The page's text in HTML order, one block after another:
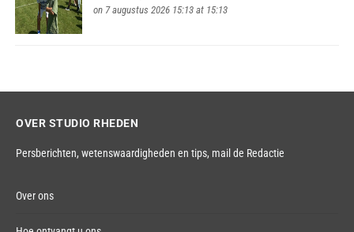
on 7 augustus 2026 15:13 at 15:13
OVER STUDIO RHEDEN
Persberichten, wetenswaardigheden en tips, mail de Redactie
Over ons